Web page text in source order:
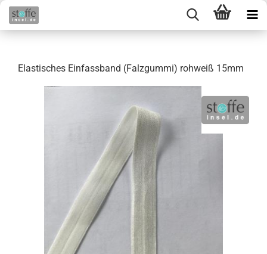
Elastisches Einfassband (Falzgummi) rohweiß 15mm